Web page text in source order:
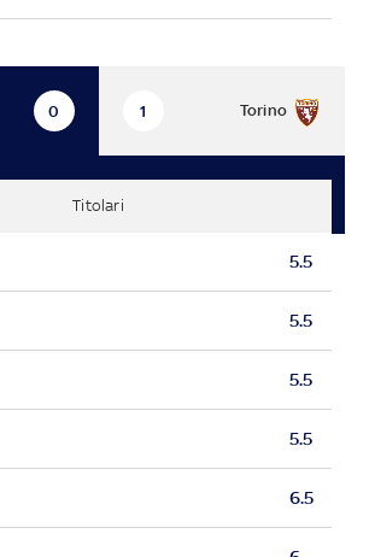
0 Torino
1
Titolari
5.5
5.5
5.5
5.5
6.5